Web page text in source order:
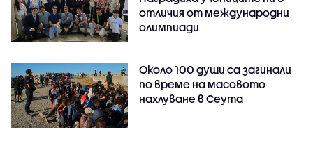
отличия от международни
олимпиади
Около 100 души са загинали
по време на масовото
нахлуване в Сеута